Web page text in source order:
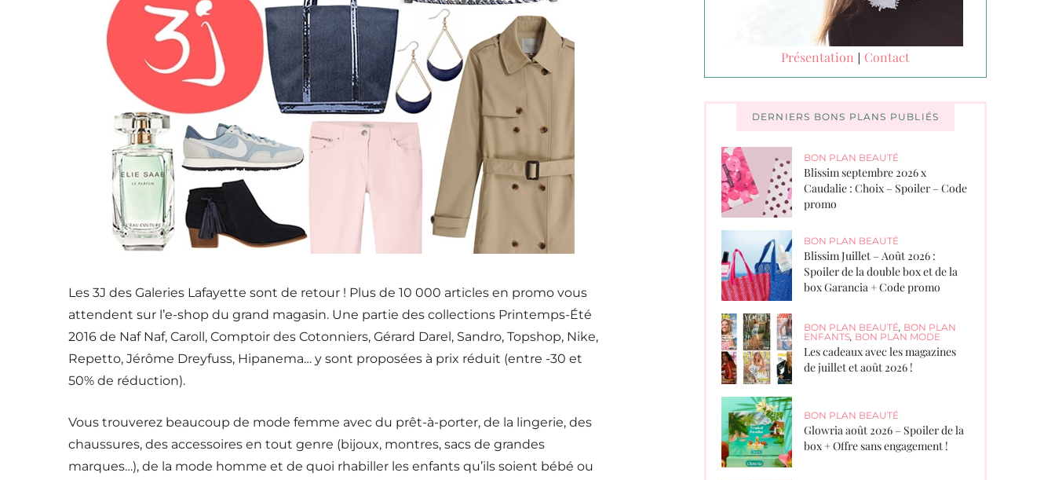
Les 3J des Galeries Lafayette sont de retour ! Plus de 10 000 articles en promo vous
attendent sur l’e-shop du grand magasin. Une partie des collections Printemps-Été
2016 de Naf Naf, Caroll, Comptoir des Cotonniers, Gérard Darel, Sandro, Topshop, Nike,
Repetto, Jérôme Dreyfuss, Hipanema… y sont proposées à prix réduit (entre -30 et
50% de réduction).
Vous trouverez beaucoup de mode femme avec du prêt-à-porter, de la lingerie, des
chaussures, des accessoires en tout genre (bijoux, montres, sacs de grandes
marques…), de la mode homme et de quoi rhabiller les enfants qu’ils soient bébé ou
Présentation | Contact
DERNIERS BONS PLANS PUBLIÉS
BON PLAN BEAUTÉ
Blissim septembre 2026 x
Caudalie : Choix – Spoiler – Code
promo
BON PLAN BEAUTÉ
Blissim Juillet – Août 2026 :
Spoiler de la double box et de la
box Garancia + Code promo
BON PLAN BEAUTÉ BON PLAN
ENFANTS BON PLAN MODE
Les cadeaux avec les magazines
de juillet et août 2026 !
BON PLAN BEAUTÉ
Glowria août 2026 – Spoiler de la
box + Offre sans engagement !